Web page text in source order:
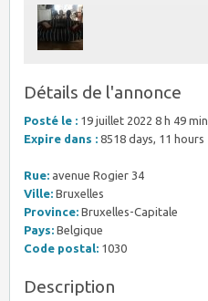
Détails de l'annonce
Posté le : 19 juillet 2022 8 h 49 min
Expire dans : 8518 days, 11 hours
Rue: avenue Rogier 34
Ville: Bruxelles
Province: Bruxelles-Capitale
Pays: Belgique
Code postal: 1030
Description